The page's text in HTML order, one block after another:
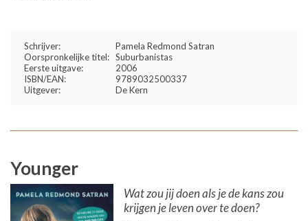
Schrijver:
Pamela Redmond Satran
Oorspronkelijke titel: Suburbanistas
Eerste uitgave:
2006
ISBN/EAN:
9789032500337
Uitgever:
De Kern
Younger
Wat zou jij doen als je de kans zou
krijgen je leven over te doen?